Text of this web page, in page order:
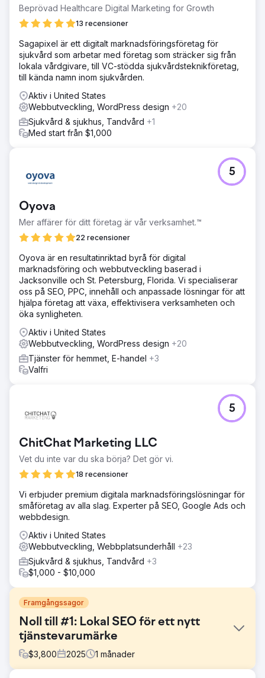
Beprövad Healthcare Digital Marketing for Growth
13 recensioner
Sagapixel är ett digitalt marknadsföringsföretag för
sjukvård som arbetar med företag som sträcker sig från
lokala vårdgivare, till VC-stödda sjukvårdsteknikföretag,
till kända namn inom sjukvården.
Aktiv i United States
Webbutveckling, WordPress design +20
Sjukvård & sjukhus, Tandvård +1
Med start från $1,000
Oyova
Mer affärer för ditt företag är vår verksamhet.™
22 recensioner
5
Oyova är en resultatinriktad byrå för digital
marknadsföring och webbutveckling baserad i
Jacksonville och St. Petersburg, Florida. Vi specialiserar
oss på SEO, PPC, innehåll och anpassade lösningar för att
hjälpa företag att växa, effektivisera verksamheten och
öka synligheten.
Aktiv i United States
Webbutveckling, WordPress design +20
Tjänster för hemmet, E-handel +3
Valfri
ChitChat Marketing LLC
Vet du inte var du ska börja? Det gör vi.
18 recensioner
5
Vi erbjuder premium digitala marknadsföringslösningar för
småföretag av alla slag. Experter på SEO, Google Ads och
webbdesign.
Aktiv i United States
Webbutveckling, Webbplatsunderhåll +23
Sjukvård & sjukhus, Tandvård +3
$1,000 - $10,000
Framgångssagor
Noll till #1: Lokal SEO för ett nytt
tjänstevarumärke
$3,800 2025 1 månader